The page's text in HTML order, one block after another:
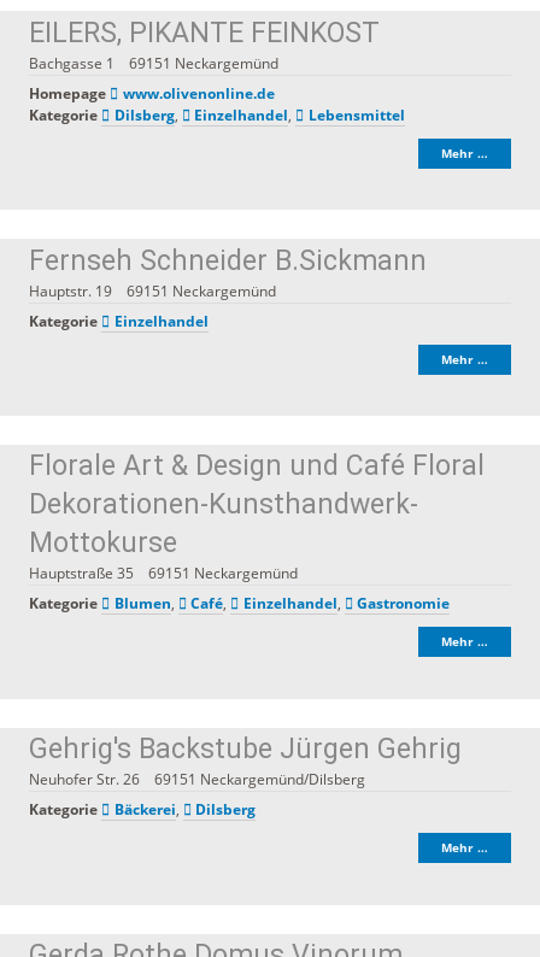
EILERS, PIKANTE FEINKOST
Bachgasse 1 69151 Neckargemünd
Homepage
www.olivenonline.de
Kategorie
Dilsberg, Einzelhandel, Lebensmittel
Mehr …
Fernseh Schneider B.Sickmann
Hauptstr. 19 69151 Neckargemünd
Kategorie
Einzelhandel
Mehr …
Florale Art & Design und Café Floral
Dekorationen-Kunsthandwerk-
Mottokurse
Hauptstraße 35 69151 Neckargemünd
Kategorie
Blumen, Café, Einzelhandel, Gastronomie
Mehr …
Gehrig's Backstube Jürgen Gehrig
Neuhofer Str. 26 69151 Neckargemünd/Dilsberg
Kategorie
Bäckerei, Dilsberg
Mehr …